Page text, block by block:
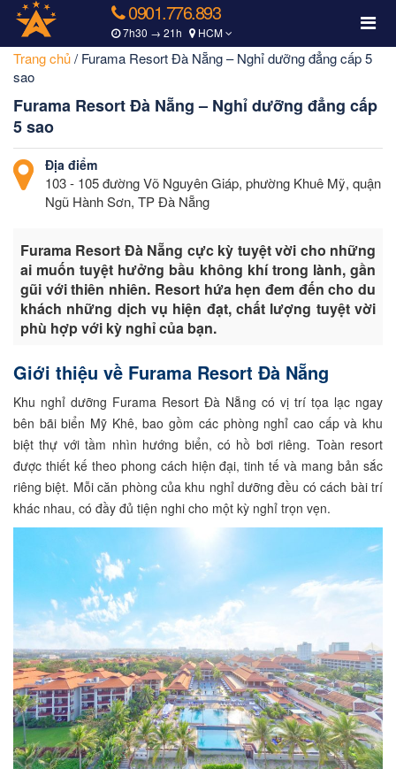
0901.776.893
7h30 → 21h HCM
Trang chủ/ Furama Resort Đà Nẵng – Nghỉ dưỡng đẳng cấp 5
sao
Furama Resort Đà Nẵng – Nghỉ dưỡng đẳng cấp
5 sao
Địa điểm
103 - 105 đường Võ Nguyên Giáp, phường Khuê Mỹ, quận
Ngũ Hành Sơn, TP Đà Nẵng
Furama Resort Đà Nẵng cực kỳ tuyệt vời cho những
ai muốn tuyệt hưởng bầu không khí trong lành, gần
gũi với thiên nhiên. Resort hứa hẹn đem đến cho du
khách những dịch vụ hiện đạt, chất lượng tuyệt vời
phù hợp với kỳ nghỉ của bạn.
Giới thiệu về Furama Resort Đà Nẵng
Khu nghỉ dưỡng Furama Resort Đà Nẵng có vị trí tọa lạc ngay
bên bãi biển Mỹ Khê, bao gồm các phòng nghỉ cao cấp và khu
biệt thự với tầm nhìn hướng biển, có hồ bơi riêng. Toàn resort
được thiết kế theo phong cách hiện đại, tinh tế và mang bản sắc
riêng biệt. Mỗi căn phòng của khu nghỉ dưỡng đều có cách bài trí
khác nhau, có đầy đủ tiện nghi cho một kỳ nghỉ trọn vẹn.